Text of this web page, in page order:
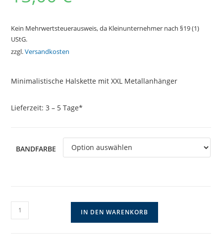
Kein Mehrwertsteuerausweis, da Kleinunternehmer nach §19 (1)
UStG.
zzgl.Versandkosten
Minimalistische Halskette mit XXL Metallanhänger
Lieferzeit:3 – 5 Tage*
BANDFARBE
Lange
Statementkette
IN DEN WARENKORB